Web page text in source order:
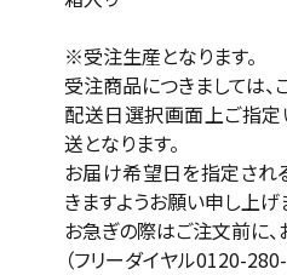
※受注生産となります。
受注商品につきましては、
配送日選択画面上ご指定
送となります。
お届け希望日を指定され
きますようお願い申し上げ
お急ぎの際はご注文前に、
（フリーダイヤル0120-